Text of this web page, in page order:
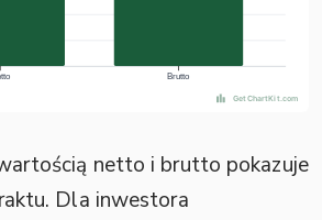
netto i brutto pokazuje
Dla inwestora